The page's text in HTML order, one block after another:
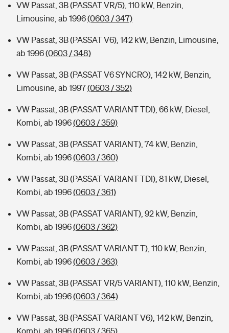
VW Passat, 3B (PASSAT VR/5), 110 kW, Benzin,
Limousine, ab 1996(0603 / 347)
VW Passat, 3B (PASSAT V6), 142 kW, Benzin, Limousine,
ab 1996(0603 / 348)
VW Passat, 3B (PASSAT V6 SYNCRO), 142 kW, Benzin,
Limousine, ab 1997(0603 / 352)
VW Passat, 3B (PASSAT VARIANT TDI), 66 kW, Diesel,
Kombi, ab 1996(0603 / 359)
VW Passat, 3B (PASSAT VARIANT), 74 kW, Benzin,
Kombi, ab 1996(0603 / 360)
VW Passat, 3B (PASSAT VARIANT TDI), 81 kW, Diesel,
Kombi, ab 1996(0603 / 361)
VW Passat, 3B (PASSAT VARIANT), 92 kW, Benzin,
Kombi, ab 1996(0603 / 362)
VW Passat, 3B (PASSAT VARIANT T), 110 kW, Benzin,
Kombi, ab 1996(0603 / 363)
VW Passat, 3B (PASSAT VR/5 VARIANT), 110 kW, Benzin,
Kombi, ab 1996(0603 / 364)
VW Passat, 3B (PASSAT VARIANT V6), 142 kW, Benzin,
Kombi, ab 1996(0603 / 365)